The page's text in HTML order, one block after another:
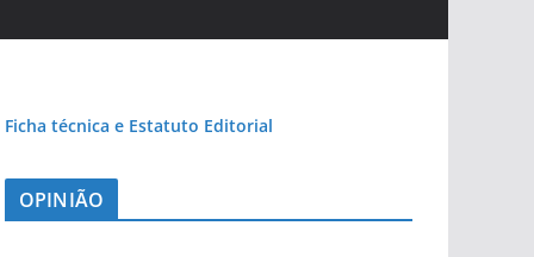
Ficha técnica e Estatuto Editorial
OPINIÃO